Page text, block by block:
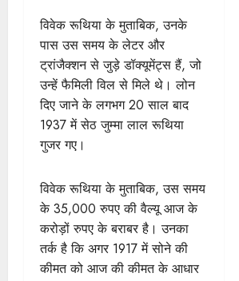
विवेक रूथिया के मुताबिक, उनके
पास उस समय के लेटर और
ट्रांजैक्शन से जुड़े डॉक्यूमेंट्स हैं, जो
उन्हें फैमिली विल से मिले थे। लोन
दिए जाने के लगभग 20 साल बाद
1937 में सेठ जुम्मा लाल रूथिया
गुजर गए।
विवेक रूथिया के मुताबिक, उस समय
के 35,000 रुपए की वैल्यू आज के
करोड़ों रुपए के बराबर है। उनका
तर्क है कि अगर 1917 में सोने की
कीमत को आज की कीमत के आधार